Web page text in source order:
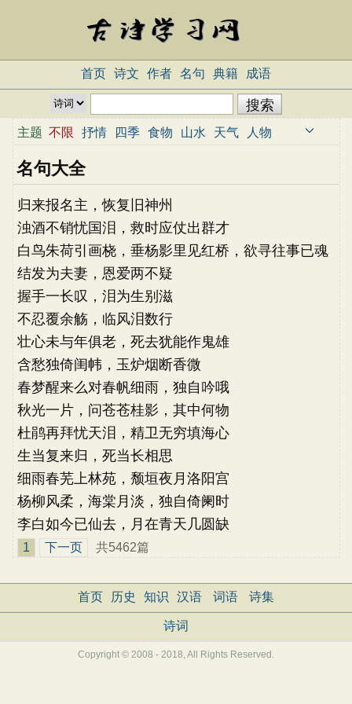
首页 诗文 作者 名句 典籍 成语
主题 不限 抒情 四季 食物 山水 天气
人物
名句大全
归来报名主，恢复旧神州
浊酒不销忧国泪，救时应仗出群才
白鸟朱荷引画桡，垂杨影里见红桥，欲寻往事已魂
消
结发为夫妻，恩爱两不疑
握手一长叹，泪为生别滋
不忍覆余觞，临风泪数行
壮心未与年俱老，死去犹能作鬼雄
含愁独倚闺帏，玉炉烟断香微
春梦醒来么对春帆细雨，独自吟哦
秋光一片，问苍苍桂影，其中何物
杜鹃再拜忧天泪，精卫无穷填海心
生当复来归，死当长相思
细雨春芜上林苑，颓垣夜月洛阳宫
杨柳风柔，海棠月淡，独自倚阑时
李白如今已仙去，月在青天几圆缺
1 下一页 共5462篇
首页 历史 知识 汉语 词语 诗集
诗词
Copyright © 2008 - 2018, All Rights Reserved.